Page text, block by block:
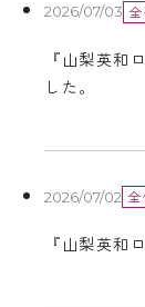
2026/07/03
『山梨英和
した。
2026/07/02
『山梨英和